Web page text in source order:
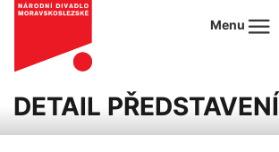
Menu
DETAIL PŘEDSTAVENÍ